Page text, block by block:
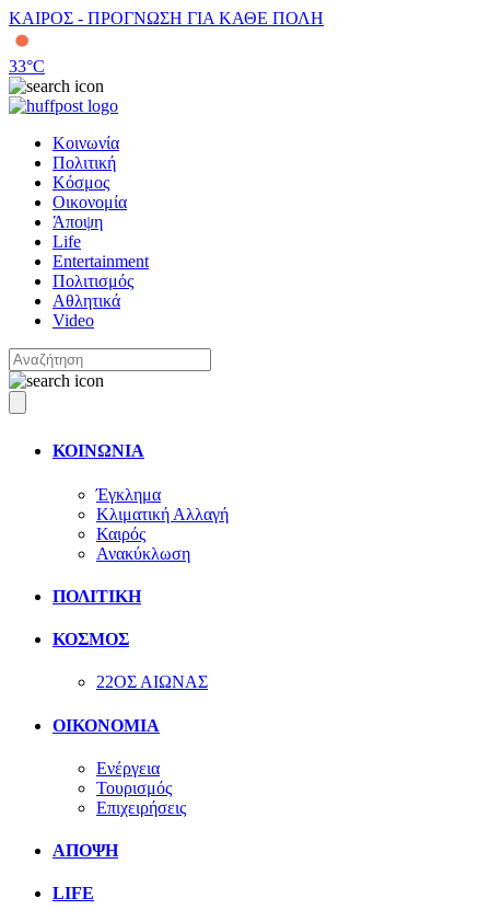
ΚΑΙΡΟΣ - ΠΡΟΓΝΩΣΗ ΓΙΑ ΚΑΘΕ ΠΟΛΗ
33°C
Κοινωνία
Πολιτική
Κόσμος
Οικονομία
Άποψη
Life
Entertainment
Πολιτισμός
Αθλητικά
Video
ΚΟΙΝΩΝΙΑ
Έγκλημα
Κλιματική Αλλαγή
Καιρός
Ανακύκλωση
ΠΟΛΙΤΙΚΗ
ΚΟΣΜΟΣ
22ΟΣ ΑΙΩΝΑΣ
ΟΙΚΟΝΟΜΙΑ
Ενέργεια
Τουρισμός
Επιχειρήσεις
ΑΠΟΨΗ
LIFE